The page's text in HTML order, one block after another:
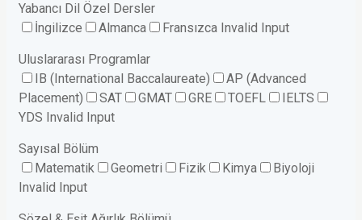
Yabancı Dil Özel Dersler
İngilizce
Almanca Fransızca Invalid Input
Uluslararası Programlar
IB (International Baccalaureate)
AP (Advanced
Placement)
SAT GMAT GRE TOEFL
IELTS
YDS Invalid Input
Sayısal Bölüm
Matematik
Geometri Fizik Kimya
Biyoloji
Invalid Input